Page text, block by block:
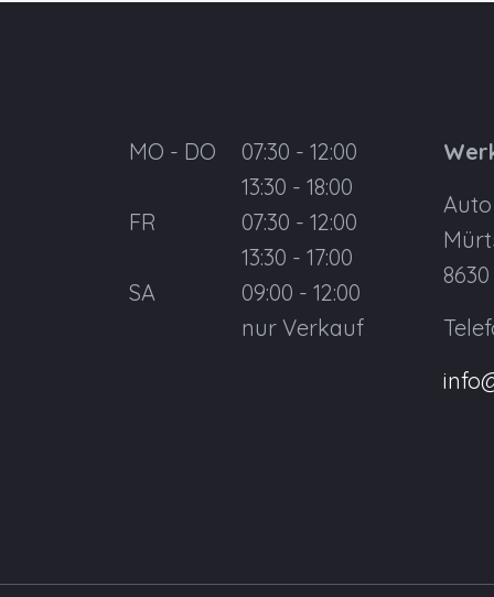
MO - DO
07:30 - 12:00
13:30 - 18:00
FR
07:30 - 12:00
13:30 - 17:00
SA
09:00 - 12:00
nur Verkauf